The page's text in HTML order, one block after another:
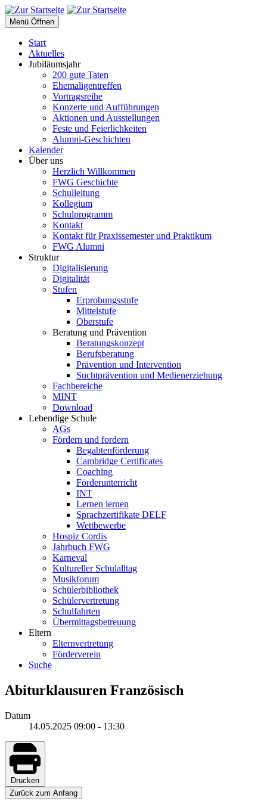
Menü Öffnen
Start
Aktuelles
Jubiläumsjahr
200 gute Taten
Ehemaligentreffen
Vortragsreihe
Konzerte und Aufführungen
Aktionen und Ausstellungen
Feste und Feierlichkeiten
Alumni-Geschichten
Kalender
Über uns
Herzlich Willkommen
FWG Geschichte
Schulleitung
Kollegium
Schulprogramm
Kontakt
Kontakt für Praxissemester und Praktikum
FWG Alumni
Struktur
Digitalisierung
Digitalität
Stufen
Erprobungsstufe
Mittelstufe
Oberstufe
Beratung und Prävention
Beratungskonzept
Berufsberatung
Prävention und Intervention
Suchtprävention und Medienerziehung
Fachbereiche
MINT
Download
Lebendige Schule
AGs
Fördern und fordern
Begabtenförderung
Cambridge Certificates
Coaching
Förderunterricht
INT
Lernen lernen
Sprachzertifikate DELF
Wettbewerbe
Hospiz Cordis
Jahrbuch FWG
Karneval
Kultureller Schulalltag
Musikforum
Schülerbibliothek
Schülervertretung
Schulfahrten
Übermittagsbetreuung
Eltern
Elternvertretung
Förderverein
Suche
Abiturklausuren Französisch
Datum
14.05.2025 09:00 - 13:30
Drucken
Zurück zum Anfang